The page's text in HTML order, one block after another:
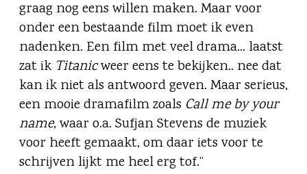
graag nog eens willen maken. Maar voor
onder een bestaande film moet ik even
nadenken. Een film met veel drama… laatst
zat ik Titanicweer eens te bekijken.. nee dat
kan ik niet als antwoord geven. Maar serieus,
een mooie dramafilm zoals Call me by your
name, waar o.a. Sufjan Stevens de muziek
voor heeft gemaakt, om daar iets voor te
schrijven lijkt me heel erg tof.”